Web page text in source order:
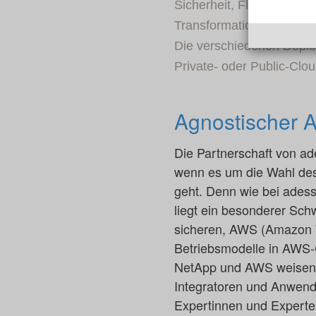
Sicherheit, Flexibilität
Transformation sowie
Die verschiedenen
Private- oder Public-
Agnostischer
Die Partnerschaft von
wenn es um die Wahl
geht. Denn wie bei
liegt ein besonderer
sicheren, AWS
Betriebsmodelle in
NetApp und AWS
Integratoren und
Expertinnen und